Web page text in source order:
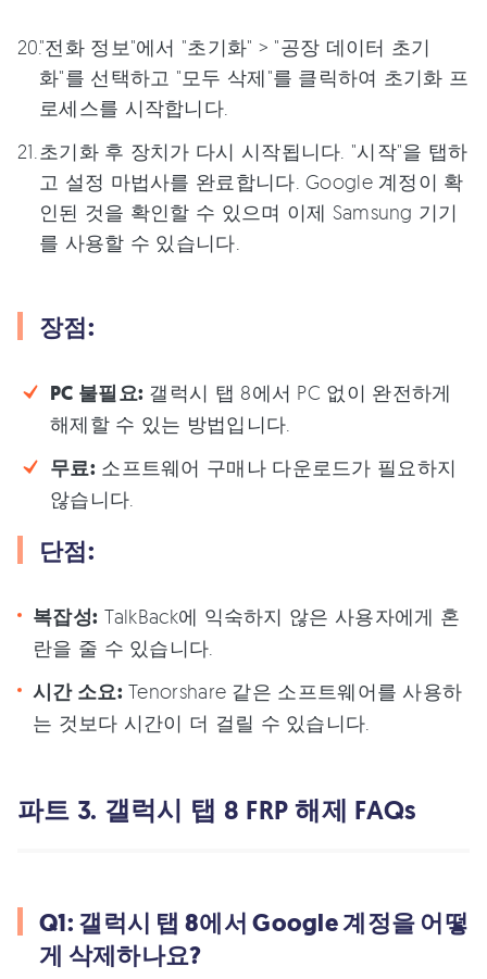
"전화 정보"에서 "초기화" > "공장 데이터 초기
화"를 선택하고 "모두 삭제"를 클릭하여 초기화 프
로세스를 시작합니다.
초기화 후 장치가 다시 시작됩니다. "시작"을 탭하
고 설정 마법사를 완료합니다. Google 계정이 확
인된 것을 확인할 수 있으며 이제 Samsung 기기
를 사용할 수 있습니다.
장점:
PC 불필요: 갤럭시 탭 8에서 PC 없이 완전하게
해제할 수 있는 방법입니다.
무료: 소프트웨어 구매나 다운로드가 필요하지
않습니다.
단점:
복잡성: TalkBack에 익숙하지 않은 사용자에게 혼
란을 줄 수 있습니다.
시간 소요: Tenorshare 같은 소프트웨어를 사용하
는 것보다 시간이 더 걸릴 수 있습니다.
파트 3. 갤럭시 탭 8 FRP 해제 FAQs
Q1: 갤럭시 탭 8에서 Google 계정을 어떻
게 삭제하나요?